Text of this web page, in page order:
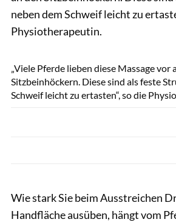
neben dem Schweif leicht zu
Physiotherapeutin.
„Viele Pferde lieben diese Massage vor
Sitzbeinhöckern. Diese sind als feste
Schweif leicht zu ertasten“, so die
Wie stark Sie beim Ausstreichen
Handfläche ausüben, hängt vom